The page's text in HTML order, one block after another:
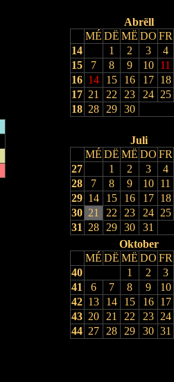
Abrëll
MÉ DË MË DO FR
14
1 2 3
4
15
7 8 9 10
11
16 14 15 16 17
18
17 21 22 23 24
25
18 28 29 30
Juli
MÉ DË MË DO FR
27
1 2 3
4
28
7 8 9 10
11
29 14 15 16 17
18
30 21 22 23 24
25
31
28 29 30
31
Oktober
MÉ DË MË DO FR
40
1 2
3
41
6 7 8 9
10
42 13 14 15 16
17
43 20 21 22 23
24
44 27 28 29 30 31